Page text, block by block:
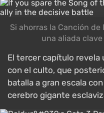
Si ahorras la Canción
una aliada
El tercer capítulo
con el culto, que
batalla a gran escala
cerebro gigante